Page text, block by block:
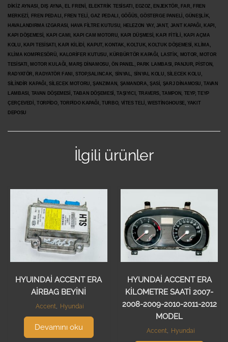
DİKİZ AYNASI, DIŞ AYNA, EL FRENİ, ELEKTRİK TESİSATI, EGZOZ, ENJEKTÖR, FAR, FREN
MERKEZİ, FREN PEDALI, FREN TELİ, GAZ PEDALI, GÖĞÜS, GÖSTERGE PANELİ, GÜNEŞLİK,
HAVALANDIRMA IZGARASI, HAVA FİLTRE KUTUSU, HELEZON YAY, JANT, JANT KAPAĞI, KAPI,
KAPI DÖŞEMESİ, KAPI CAMI, KAPI CAM MOTORU, KAPI DÜŞMESİ, KAPI FİTİLİ, KAPI AÇMA
KOLU, KAPI TESİSATI, KAPI KİLİDİ, KAPUT, KONTAK, KOLTUK, KOLTUK DÖŞEMESİ, KLİMA,
KLİMA KOMPRESÖRÜ, KALORİFER KUTUSU, KÜRBÜRTÖR KAPAĞI, LASTİK, MOTOR, MOTOR
TESİSATI, MOTOR KULAĞI, MARŞ DİNAMOSU, ÖN PANEL, PARK LAMBASI, PANJUR, PİSTON,
RADYATÖR, RADYATÖR FANI, STOP,SALINCAK, SİNYAL, SİNYAL KOLU, SİLECEK KOLU,
SİLİNDİR KAPAĞI, SİLECEK MOTORU, ŞANZIMAN, ŞAMANDRA, ŞASİ, ŞARJ DİNAMOSU, TAVAN
LAMBASI, TAVAN DÖŞEMESİ, TABAN DÖŞEMESİ, TAŞIYICI, TRAVERS, TAMPON, TEYP, TEYP
ÇERÇEVEDİ, TORPİDO, TORPİDO KAPAĞI, TURBO, VİTES TELİ, WESTİNGHOUSE, YAKIT
DEPOSU
İlgili ürünler
HYUINDAİ ACCENT ERA
AİRBAG BEYİNİ
Accent, Hyundai
Devamını oku
HYUNDAİ ACCENT ERA
KİLOMETRE SAATİ 2007-
2008-2009-2010-2011-2012
MODEL
Accent, Hyundai